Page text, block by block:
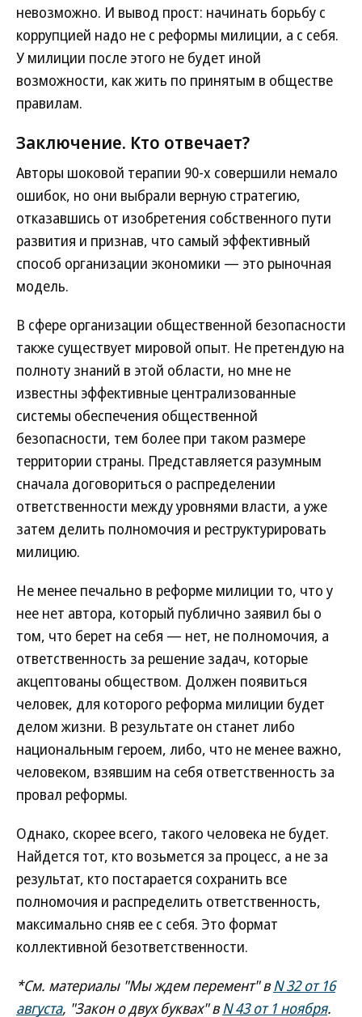
невозможно. И вывод прост: начинать борьбу с
коррупцией надо не с реформы милиции, а с себя.
У милиции после этого не будет иной
возможности, как жить по принятым в обществе
правилам.
Заключение. Кто отвечает?
Авторы шоковой терапии 90-х совершили немало
ошибок, но они выбрали верную стратегию,
отказавшись от изобретения собственного пути
развития и признав, что самый эффективный
способ организации экономики — это рыночная
модель.
В сфере организации общественной безопасности
также существует мировой опыт. Не претендую на
полноту знаний в этой области, но мне не
известны эффективные централизованные
системы обеспечения общественной
безопасности, тем более при таком размере
территории страны. Представляется разумным
сначала договориться о распределении
ответственности между уровнями власти, а уже
затем делить полномочия и реструктурировать
милицию.
Не менее печально в реформе милиции то, что у
нее нет автора, который публично заявил бы о
том, что берет на себя — нет, не полномочия, а
ответственность за решение задач, которые
акцептованы обществом. Должен появиться
человек, для которого реформа милиции будет
делом жизни. В результате он станет либо
национальным героем, либо, что не менее важно,
человеком, взявшим на себя ответственность за
провал реформы.
Однако, скорее всего, такого человека не будет.
Найдется тот, кто возьмется за процесс, а не за
результат, кто постарается сохранить все
полномочия и распределить ответственность,
максимально сняв ее с себя. Это формат
коллективной безответственности.
*См. материалы "Мы ждем перемент" вN 32 от 16
августа, "Закон о двух буквах" вN 43 от 1 ноября.